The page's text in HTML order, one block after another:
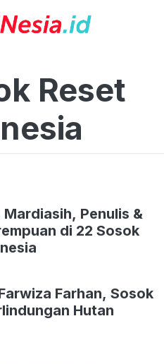
Reset
Penulis &
di 22 Sosok
Farhan, Sosok
Hutan